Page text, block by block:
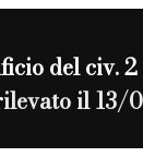
del civ.
il 13/